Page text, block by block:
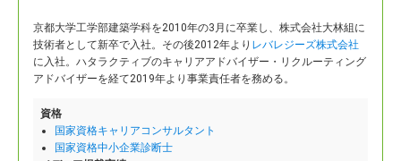
京都大学工学部建築学科を2010年の3月に卒業し、株式会社大林組に
技術者として新卒で入社。 その後2012年より レバレジーズ株式会社
に入社。ハタラクティブのキャリアアドバイザー・リクルーティング
アドバイザーを経て2019年より事業責任者を務める。
資格
国家資格キャリアコンサルタント
国家資格中小企業診断士